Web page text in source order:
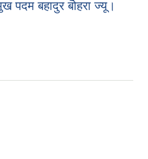
पदम बहादुर बोहरा ज्यू।